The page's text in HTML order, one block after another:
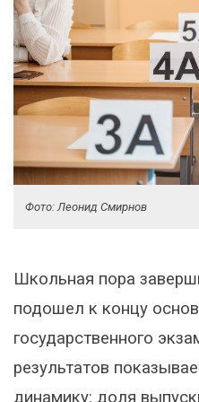
Фото: Леонид Смирнов
Школьная пора
подошел к концу
государственного
результатов
динамику: доля